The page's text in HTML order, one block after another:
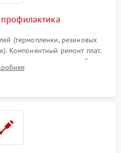
(термопленки, резиновых
Компонентный ремонт плат.
контактов и линз блока
тонера и пыли.